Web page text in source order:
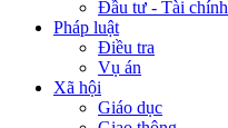
Đầu tư - Tài chính
Pháp luật
Điều tra
Vụ án
Xã hội
Giáo dục